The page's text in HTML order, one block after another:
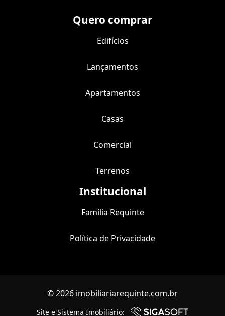
Quero comprar
Edifícios
Lançamentos
Apartamentos
Casas
Comercial
Terrenos
Institucional
Família Requinte
Política de Privacidade
© 2026 imobiliariarequinte.com.br
Site e Sistema Imobiliário: